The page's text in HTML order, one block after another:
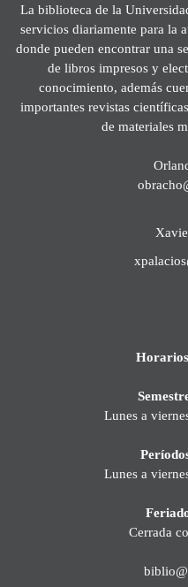
La biblioteca de la
servicios diariamente para la
donde pueden encontrar una
de libros impresos y
conocimiento, además
importantes revistas
de materiales
Lunes a
Lunes a
Cerrada